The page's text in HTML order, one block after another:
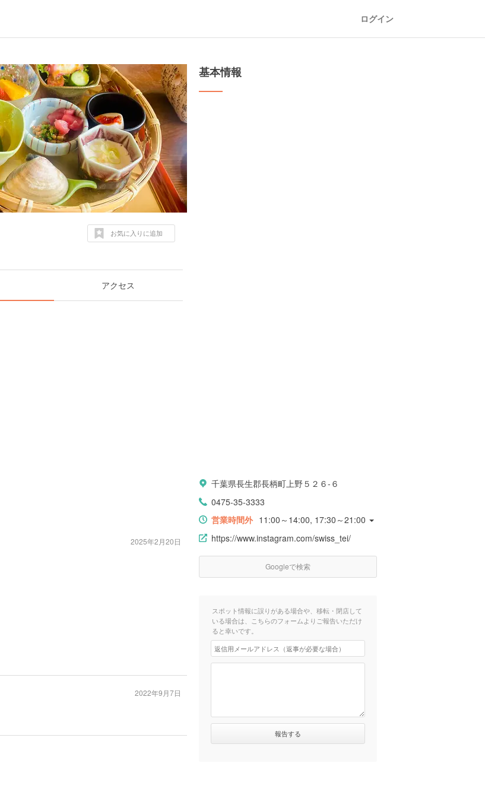
ログイン
お気に入りに追加
アクセス
2025年2月20日
2022年9月7日
基本情報
千葉県長生郡長柄町上野５２６-６
0475-35-3333
営業時間外 11:00～14:00, 17:30～21:00
https://www.instagram.com/swiss_tei/
Googleで検索
スポット情報に誤りがある場合や、移転・閉店して
いる場合は、こちらのフォームよりご報告いただけ
ると幸いです。